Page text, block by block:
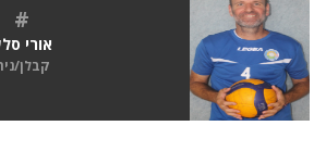
#
אורי
קבלן/